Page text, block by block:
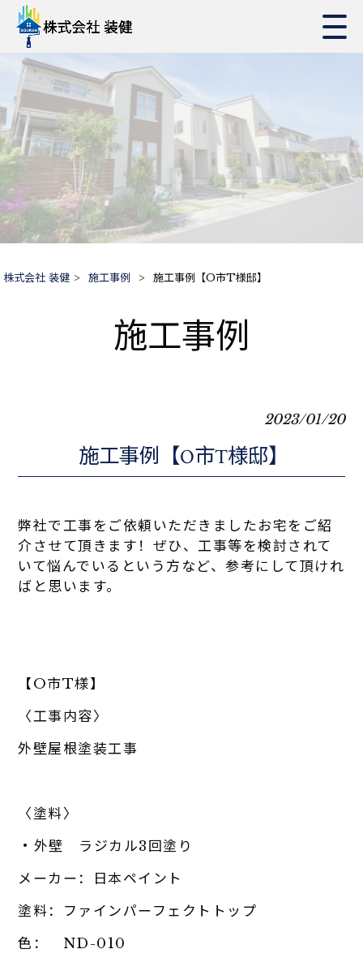
株式会社 装健 > 施工事例 > 施工事例【O市T様邸】
施工事例
2023/01/20
施工事例【O市T様邸】
弊社で工事をご依頼いただきましたお宅をご紹
介させて頂きます！ぜひ、工事等を検討されて
いて悩んでいるという方など、参考にして頂けれ
ばと思います。
【O市T様】
〈工事内容〉
外壁屋根塗装工事
〈塗料〉
・ 外壁 ラジカル3回塗り
メーカー：日本ペイント
塗料：ファインパーフェクトトップ
色： ND-010